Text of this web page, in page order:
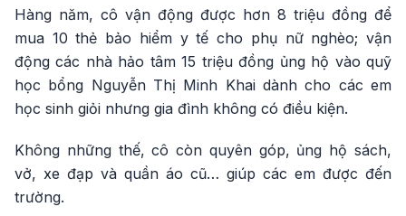
Hàng năm, cô vận động được hơn 8 triệu đồng để
mua 10 thẻ bảo hiểm y tế cho phụ nữ nghèo; vận
động các nhà hảo tâm 15 triệu đồng ủng hộ vào quỹ
học bổng Nguyễn Thị Minh Khai dành cho các em
học sinh giỏi nhưng gia đình không có điều kiện.
Không những thế, cô còn quyên góp, ủng hộ sách,
vở, xe đạp và quần áo cũ… giúp các em được đến
trường.